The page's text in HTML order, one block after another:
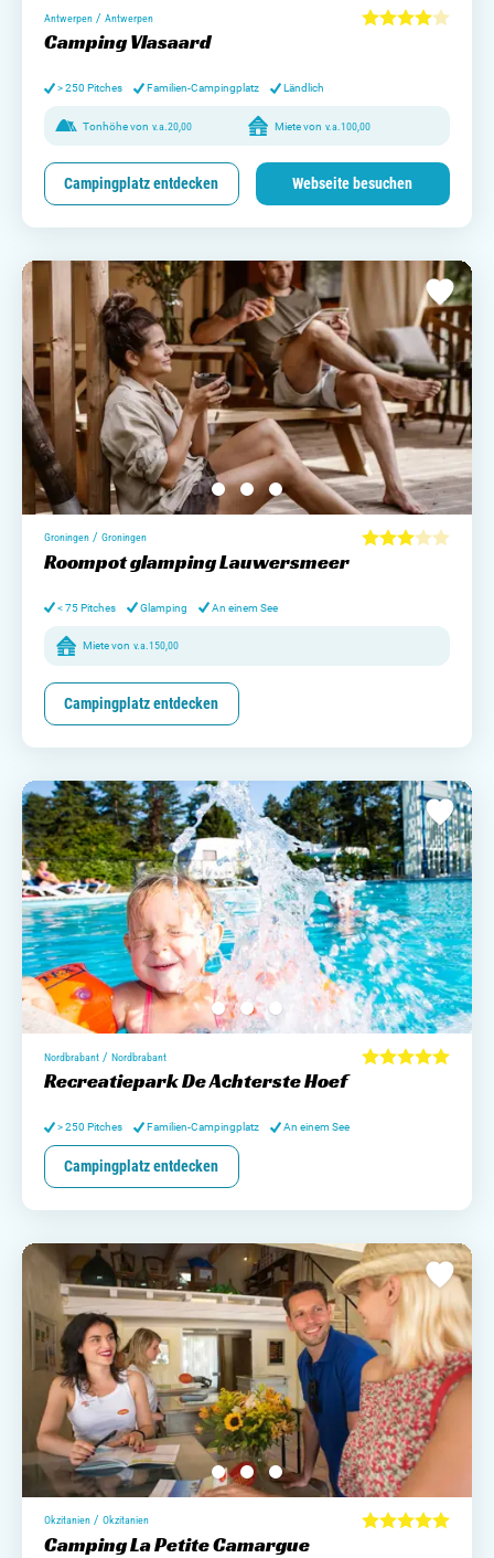
Antwerpen / Antwerpen
Camping Vlasaard
> 250 Pitches Familien-Campingplatz Ländlich
Tonhöhe von v.a. 20,00 Miete von v.a. 100,00
Campingplatz entdecken Webseite besuchen
Groningen / Groningen
Roompot glamping Lauwersmeer
< 75 Pitches Glamping An einem See
Miete von v.a.150,00
Campingplatz entdecken
Nordbrabant / Nordbrabant
Recreatiepark De Achterste Hoef
> 250 Pitches Familien-Campingplatz An einem See
Campingplatz entdecken
Okzitanien / Okzitanien
Camping La Petite Camargue